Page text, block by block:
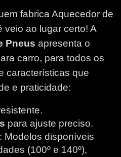
fabrica Aquecedor de
veio ao lugar certo! A
Pneus apresenta o
carro, para todos os
características que
e praticidade:
para ajuste preciso.
: Modelos disponíveis
(100º e 140º),